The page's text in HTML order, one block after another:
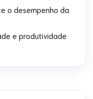
o desempenho da
e produtividade